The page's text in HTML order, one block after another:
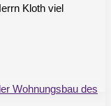
Kloth viel